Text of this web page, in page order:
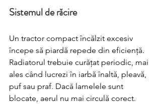
Sistemul de răcire
Un tractor compact încălzit excesiv
începe să piardă repede din eficiență.
Radiatorul trebuie curățat periodic, mai
ales când lucrezi în iarbă înaltă, pleavă,
puf sau praf. Dacă lamelele sunt
blocate, aerul nu mai circulă corect.